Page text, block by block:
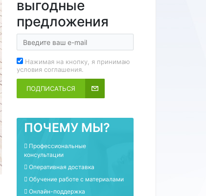
выгодные
предложения
Нажимая на кнопку, я принимаю
условия соглашения.
ПОДПИСАТЬСЯ
ПОЧЕМУ МЫ?
Профессиональные
консультации
Оперативная доставка
Обучение работе с материалами
Онлайн-поддержка